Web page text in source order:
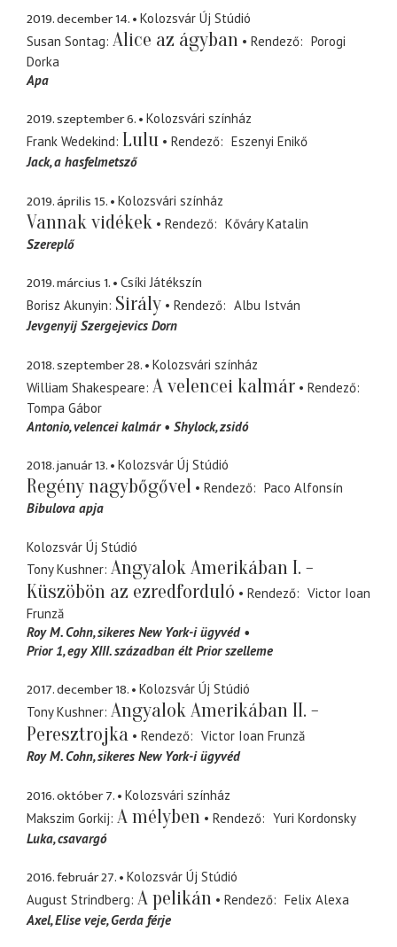
2019. december 14.
Kolozsvár Új Stúdió
Susan Sontag Alice az ágyban Rendező
Porogi
Dorka
Apa
2019. szeptember 6.
Kolozsvári színház
Frank Wedekind Lulu Rendező
Eszenyi Enikő
Jack a hasfelmetsző
2019. április 15. Kolozsvári színház
Vannak vidékek Rendező
Kőváry Katalin
Szereplő
2019. március 1.
Csíki Játékszín
Borisz Akunyin Sirály Rendező
Albu István
Jevgenyij Szergejevics Dorn
2018. szeptember 28.
Kolozsvári színház
William Shakespeare A velencei kalmár
Rendező
Tompa Gábor
Antonio velencei kalmár Shylock zsidó
2018. január 13. Kolozsvár Új Stúdió
Regény nagybőgővel Rendező
Paco Alfonsín
Bibulova apja
Kolozsvár Új Stúdió
Tony Kushner Angyalok Amerikában I. -
Küszöbön az ezredforduló
Rendező
Victor Ioan
Frunză
Roy M. Cohn sikeres New York-i ügyvéd
Prior 1 egy XIII. században élt Prior szelleme
2017. december 18.
Kolozsvár Új Stúdió
Tony Kushner Angyalok Amerikában II. -
Peresztrojka
Rendező
Victor Ioan Frunză
Roy M. Cohn sikeres New York-i ügyvéd
2016. október 7.
Kolozsvári színház
Makszim Gorkij A mélyben Rendező
Yuri Kordonsky
Luka csavargó
2016. február 27.
Kolozsvár Új Stúdió
August Strindberg A pelikán Rendező
Felix Alexa
Axel Elise veje, Gerda férje